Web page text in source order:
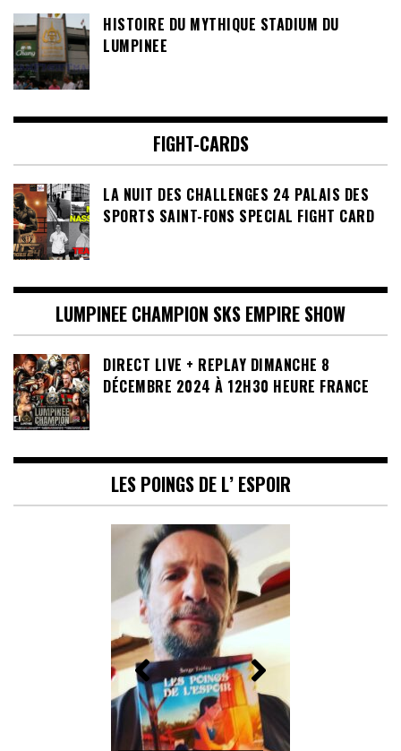
HISTOIRE DU MYTHIQUE STADIUM DU
LUMPINEE
FIGHT-CARDS
LA NUIT DES CHALLENGES 24 PALAIS DES
SPORTS SAINT-FONS SPECIAL FIGHT CARD
LUMPINEE CHAMPION SKS EMPIRE SHOW
DIRECT LIVE + REPLAY DIMANCHE 8
DÉCEMBRE 2024 À 12H30 HEURE FRANCE
LES POINGS DE L’ ESPOIR